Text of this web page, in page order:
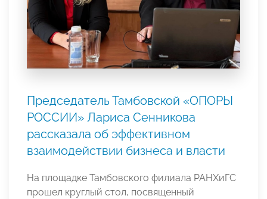
Председатель Тамбовской «ОПОРЫ
РОССИИ» Лариса Сенникова
рассказала об эффективном
взаимодействии бизнеса и власти
На площадке Тамбовского филиала РАНХиГС
прошел круглый стол, посвященный